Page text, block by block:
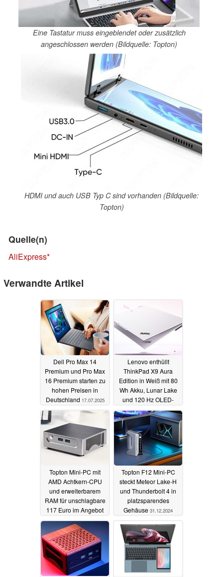
Eine Tastatur muss eingeblendet oder zusätzlich
angeschlossen werden (Bildquelle: Topton)
HDMI und auch USB Typ C sind vorhanden (Bildquelle:
Topton)
Quelle(n)
AliExpress
Verwandte Artikel
Dell Pro Max 14
Premium und Pro Max
16 Premium starten zu
hohen Preisen in
Deutschland 17.07.2025
Lenovo enthüllt
ThinkPad X9 Aura
Edition in Weiß mit 80
Wh Akku, Lunar Lake
und 120 Hz OLED-
Touchscreen14.07.2025
Topton Mini-PC mit
AMD Achtkern-CPU
und erweiterbarem
RAM für unschlagbare
117 Euro im Angebot
19.06.2025
Topton F12 Mini-PC
steckt Meteor Lake-H
und Thunderbolt 4 in
platzsparendes
Gehäuse 31.12.2024